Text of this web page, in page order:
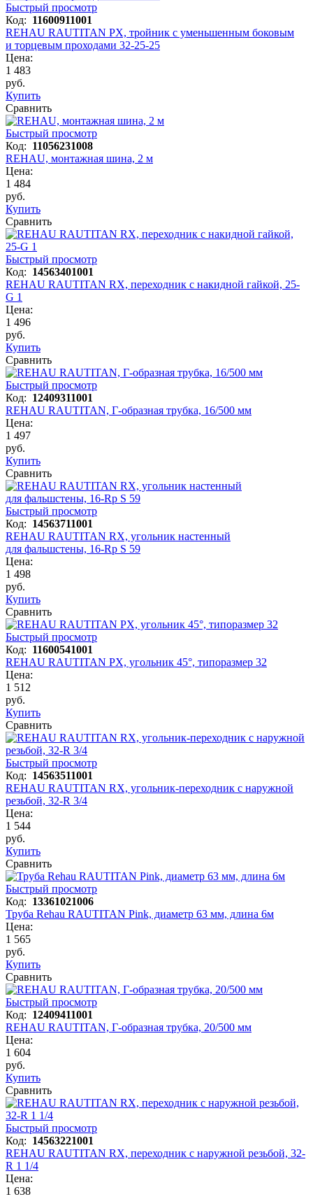
Быстрый просмотр
Код: 11600911001
REHAU RAUTITAN PX, тройник с уменьшенным боковым
и торцевым проходами 32-25-25
Цена:
1 483
руб.
Купить
Сравнить
Быстрый просмотр
Код: 11056231008
REHAU, монтажная шина, 2 м
Цена:
1 484
руб.
Купить
Сравнить
Быстрый просмотр
Код: 14563401001
REHAU RAUTITAN RX, переходник с накидной гайкой, 25-
G 1
Цена:
1 496
руб.
Купить
Сравнить
Быстрый просмотр
Код: 12409311001
REHAU RAUTITAN, Г-образная трубка, 16/500 мм
Цена:
1 497
руб.
Купить
Сравнить
Быстрый просмотр
Код: 14563711001
REHAU RAUTITAN RX, угольник настенный
для фальшстены, 16-Rp S 59
Цена:
1 498
руб.
Купить
Сравнить
Быстрый просмотр
Код: 11600541001
REHAU RAUTITAN PX, угольник 45°, типоразмер 32
Цена:
1 512
руб.
Купить
Сравнить
Быстрый просмотр
Код: 14563511001
REHAU RAUTITAN RX, угольник-переходник с наружной
резьбой, 32-R 3/4
Цена:
1 544
руб.
Купить
Сравнить
Быстрый просмотр
Код: 13361021006
Труба Rehau RAUTITAN Pink, диаметр 63 мм, длина 6м
Цена:
1 565
руб.
Купить
Сравнить
Быстрый просмотр
Код: 12409411001
REHAU RAUTITAN, Г-образная трубка, 20/500 мм
Цена:
1 604
руб.
Купить
Сравнить
Быстрый просмотр
Код: 14563221001
REHAU RAUTITAN RX, переходник с наружной резьбой, 32-
R 1 1/4
Цена:
1 638